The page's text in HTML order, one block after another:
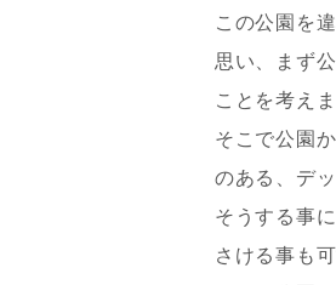
この公園を
思い、まず
ことを考えま
そこで公園
のある、デ
そうする事
さける事も